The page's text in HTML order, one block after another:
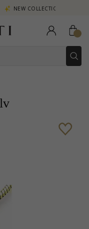
COLLECTION | AURA